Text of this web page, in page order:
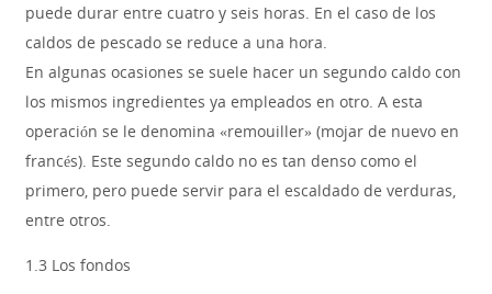
puede durar entre cuatro y seis horas. En el caso de los
caldos de pescado se reduce a una hora.
En algunas ocasiones se suele hacer un segundo caldo con
los mismos ingredientes ya empleados en otro. A esta
operación se le denomina «remouiller» (mojar de nuevo en
francés). Este segundo caldo no es tan denso como el
primero, pero puede servir para el escaldado de verduras,
entre otros.
1.3 Los fondos